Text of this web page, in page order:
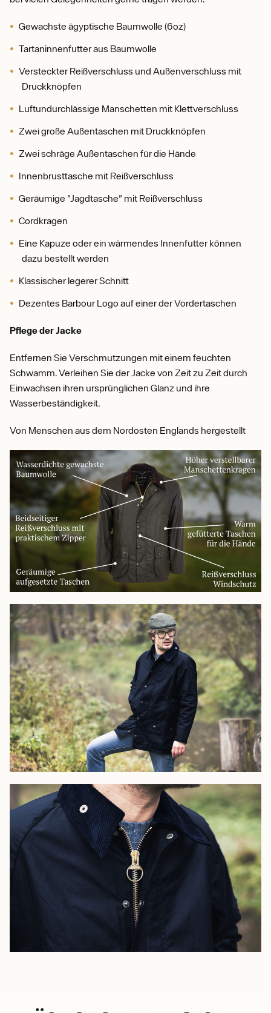
Gewachste ägyptische Baumwolle (6oz)
Tartaninnenfutter aus Baumwolle
Versteckter Reißverschluss und Außenverschluss mit
Druckknöpfen
Luftundurchlässige Manschetten mit Klettverschluss
Zwei große Außentaschen mit Druckknöpfen
Zwei schräge Außentaschen für die Hände
Innenbrusttasche mit Reißverschluss
Geräumige "Jagdtasche" mit Reißverschluss
Cordkragen
Eine Kapuze oder ein wärmendes Innenfutter können
dazu bestellt werden
Klassischer legerer Schnitt
Dezentes Barbour Logo auf einer der Vordertaschen
Pflege der Jacke
Entfernen Sie Verschmutzungen mit einem feuchten
Schwamm. Verleihen Sie der Jacke von Zeit zu Zeit durch
Einwachsen ihren ursprünglichen Glanz und ihre
Wasserbeständigkeit.
Von Menschen aus dem Nordosten Englands hergestellt